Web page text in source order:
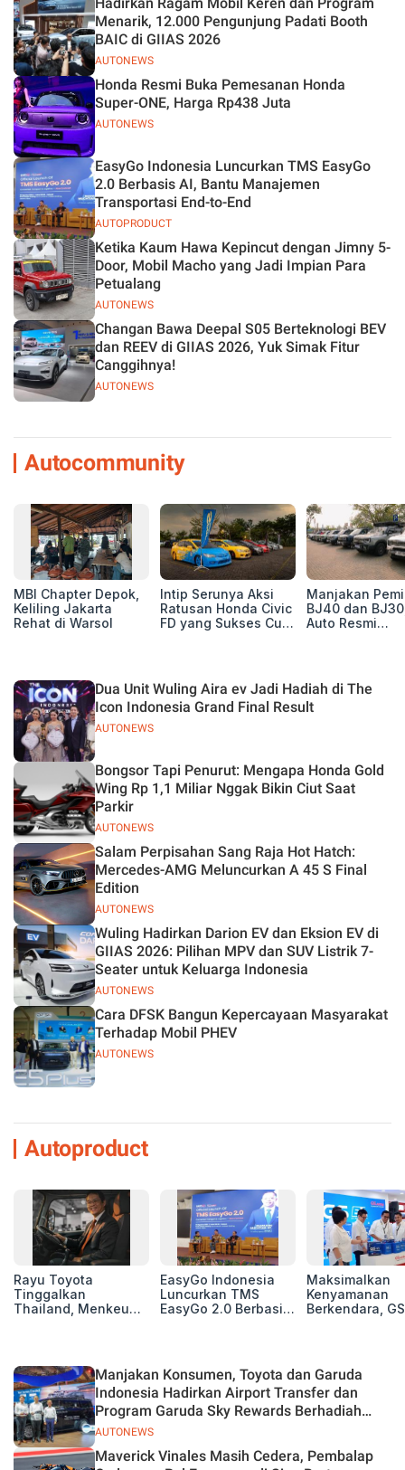
Jelas
AUTONEWS
Menarik, 12.000 Pengunjung Padati Booth
BAIC di GIIAS 2026
AUTONEWS
Honda Resmi Buka Pemesanan Honda
Super-ONE, Harga Rp438 Juta
AUTOPRODUCT
EasyGo Indonesia Luncurkan TMS EasyGo
2.0 Berbasis AI, Bantu Manajemen
Transportasi End-to-End
AUTONEWS
Ketika Kaum Hawa Kepincut dengan Jimny 5-
Door, Mobil Macho yang Jadi Impian Para
Petualang
AUTONEWS
Changan Bawa Deepal S05 Berteknologi BEV
dan REEV di GIIAS 2026, Yuk Simak Fitur
Canggihnya!
Autocommunity
MBI Chapter Depok,
Keliling Jakarta
Rehat di Warsol
Intip Serunya Aksi
Ratusan Honda Civic
FD yang Sukses Curi
Manjakan
BJ40 dan
Auto Resmi
AUTONEWS
Dua Unit Wuling Aira ev Jadi Hadiah di The
Icon Indonesia Grand Final Result
AUTONEWS
Bongsor Tapi Penurut: Mengapa Honda Gold
Wing Rp 1,1 Miliar Nggak Bikin Ciut Saat
Parkir
AUTONEWS
Salam Perpisahan Sang Raja Hot Hatch:
Mercedes-AMG Meluncurkan A 45 S Final
Edition
AUTONEWS
Wuling Hadirkan Darion EV dan Eksion EV di
GIIAS 2026: Pilihan MPV dan SUV Listrik 7-
Seater untuk Keluarga Indonesia
AUTONEWS
Cara DFSK Bangun Kepercayaan Masyarakat
Terhadap Mobil PHEV
Autoproduct
Rayu Toyota
Tinggalkan
Thailand, Menkeu
Basis Produksi
ASEAN
EasyGo Indonesia
Luncurkan TMS
EasyGo 2.0 Berbasis
Maksimalkan
Kenyamanan
Berkendara,
2026
AUTONEWS
Manjakan Konsumen, Toyota dan Garuda
Indonesia Hadirkan Airport Transfer dan
Program Garuda Sky Rewards Berhadiah
Hybrid EV
Maverick Vinales Masih Cedera, Pembalap